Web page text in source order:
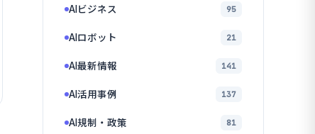
AIビジネス 95
AIロボット 21
AI最新情報 141
AI活用事例 137
AI規制・政策 81